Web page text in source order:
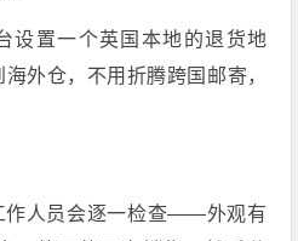
设置一个英国本地的退货地
外仓，不用折腾跨国邮寄，
作人员会逐一检查——外观有